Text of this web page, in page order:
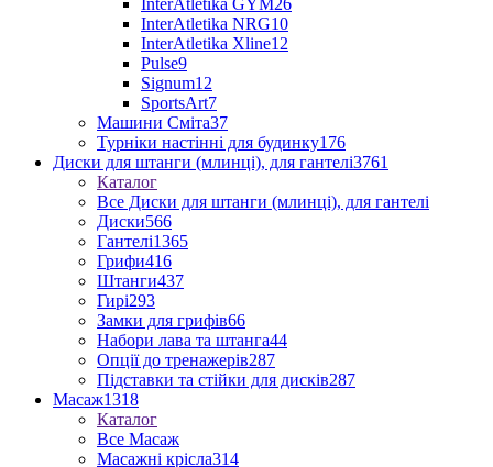
InterAtletika GYM26
InterAtletika NRG10
InterAtletika Xline12
Pulse9
Signum12
SportsArt7
Машини Сміта37
Турніки настінні для будинку176
Диски для штанги (млинці), для гантелі3761
Каталог
Все Диски для штанги (млинці), для гантелі
Диски566
Гантелі1365
Грифи416
Штанги437
Гирі293
Замки для грифів66
Набори лава та штанга44
Опції до тренажерів287
Підставки та стійки для дисків287
Масаж1318
Каталог
Все Масаж
Масажні крісла314